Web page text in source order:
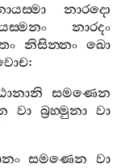
නාරදො
නාරදං
නිසින‍්නං ඛො
:
සමණෙන
වා බ්‍රහ‍්මුනා වා
සමණෙන
වා